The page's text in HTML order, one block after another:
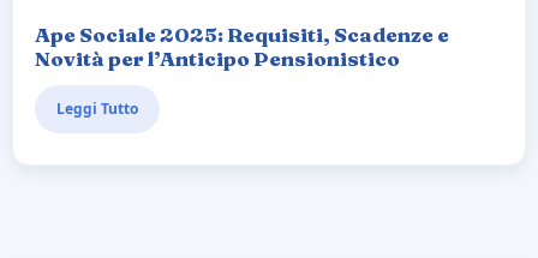
Ape Sociale 2025: Requisiti, Scadenze e
Novità per l’Anticipo Pensionistico
Leggi Tutto